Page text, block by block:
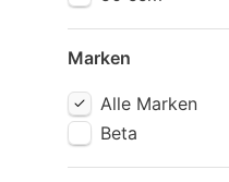
Marken
Alle Marken
Beta